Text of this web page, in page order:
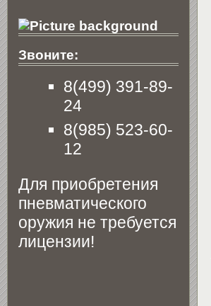
Звоните:
8(499) 391-89-
24
8(985) 523-60-
12
Для приобретения
пневматического
оружия не требуется
лицензии!